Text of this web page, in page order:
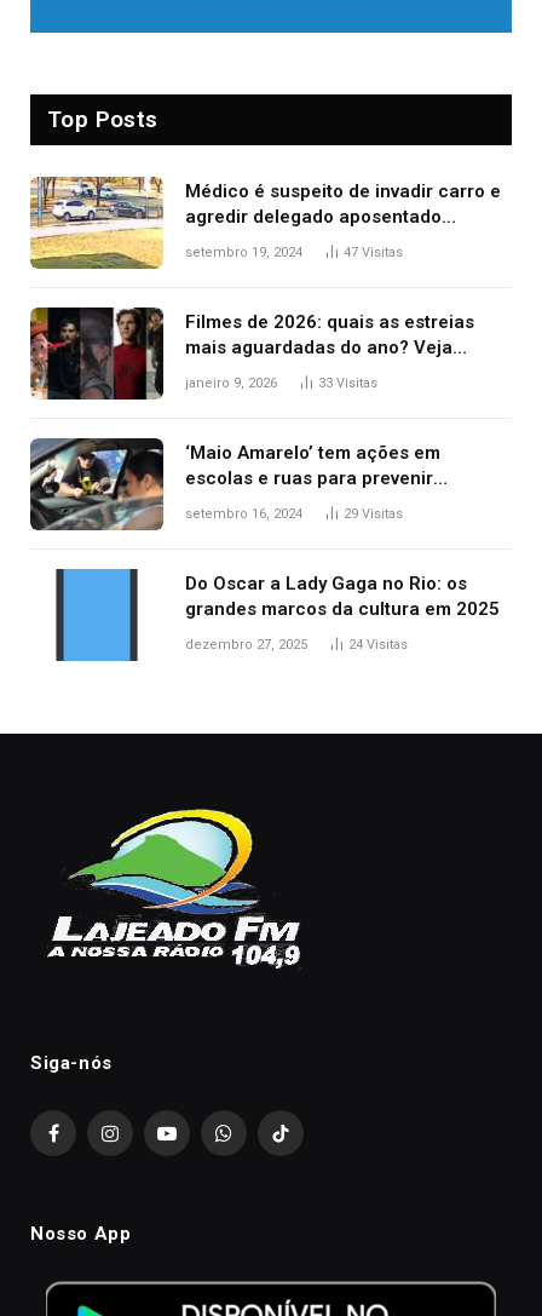
Top Posts
Médico é suspeito de invadir carro e
agredir delegado aposentado
durante confusão no trânsito
setembro 19, 2024 47 Visitas
Filmes de 2026: quais as estreias
mais aguardadas do ano? Veja
principais lançamentos do cinema
janeiro 9, 2026 33 Visitas
‘Maio Amarelo’ tem ações em
escolas e ruas para prevenir
acidentes no trânsito no AP
setembro 16, 2024 29 Visitas
Do Oscar a Lady Gaga no Rio: os
grandes marcos da cultura em 2025
dezembro 27, 2025 24 Visitas
Siga-nós
FacebookInstagramYouTubeWhatsAppTikTok
Nosso App